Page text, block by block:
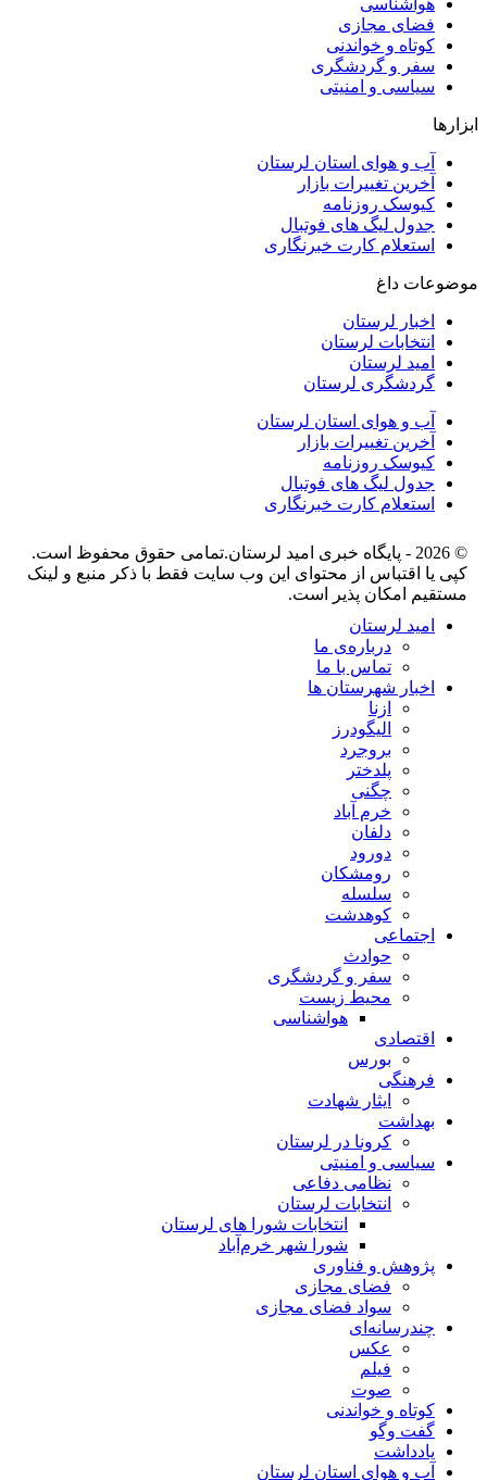
هواشناسی
فضای مجازی
کوتاه و خواندنی
سفر و گردشگری
سیاسی و امنیتی
ابزارها
آب و هوای استان لرستان
آخرین تغییرات بازار
کیوسک روزنامه
جدول لیگ های فوتبال
استعلام کارت خبرنگاری
موضوعات داغ
اخبار لرستان
انتخابات لرستان
امید لرستان
گردشگری لرستان
آب و هوای استان لرستان
آخرین تغییرات بازار
کیوسک روزنامه
جدول لیگ های فوتبال
استعلام کارت خبرنگاری
© 2026 - پایگاه خبری اميد لرستان.تمامی حقوق محفوظ است.
کپی یا اقتباس از محتوای این وب سایت فقط با ذکر منبع و لینک
مستقیم امکان پذیر است.
امید لرستان
درباره‌ی ما
تماس با ما
اخبار شهرستان ها
ازنا
الیگودرز
بروجرد
پلدختر
چگنی
خرم آباد
دلفان
دورود
رومشکان
سلسله
کوهدشت
اجتماعی
حوادث
سفر و گردشگری
محیط زیست
هواشناسی
اقتصادی
بورس
فرهنگی
ایثار شهادت
بهداشت
کرونا در لرستان
سیاسی و امنیتی
نظامی دفاعی
انتخابات لرستان
انتخابات شورا های لرستان
شورا شهر خرم‌آباد
پژوهش و فناوری
فضای مجازی
سواد فضای مجازی
چندرسانه‌ای
عكس
فیلم
صوت
کوتاه و خواندنی
گفت وگو
یادداشت
آب و هوای استان لرستان